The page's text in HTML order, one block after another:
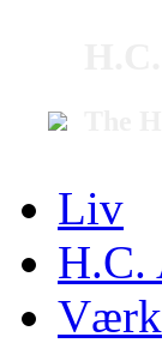
Liv
H.C.
Værk